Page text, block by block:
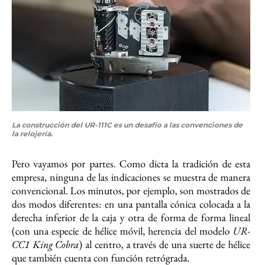
La construcción del UR-111C es un desafío a las convenciones de
la relojería.
Pero vayamos por partes. Como dicta la tradición de esta
empresa, ninguna de las indicaciones se muestra de manera
convencional. Los minutos, por ejemplo, son mostrados de
dos modos diferentes: en una pantalla cónica colocada a la
derecha inferior de la caja y otra de forma de forma lineal
(con una especie de hélice móvil, herencia del modelo UR-
CC1 King Cobra) al centro, a través de una suerte de hélice
que también cuenta con función retrógrada.